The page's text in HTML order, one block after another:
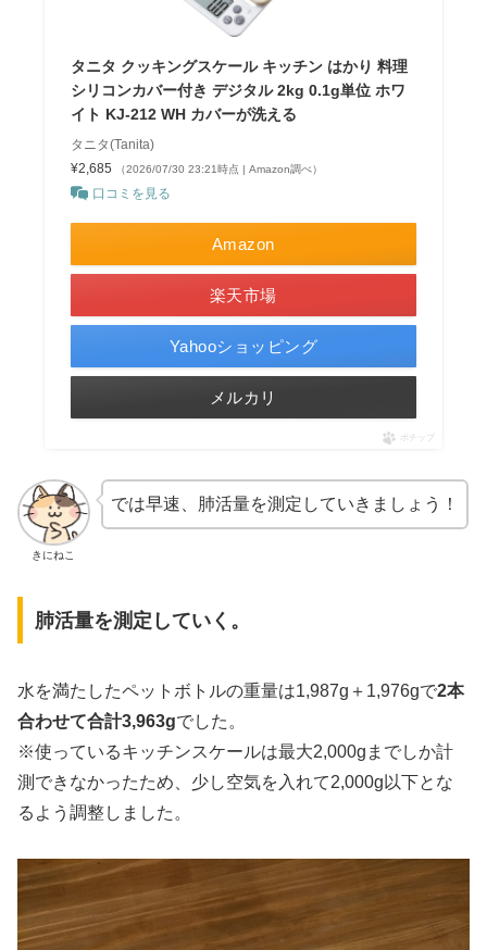
タニタ クッキングスケール キッチン はかり 料理
シリコンカバー付き デジタル 2kg 0.1g単位 ホワ
イト KJ-212 WH カバーが洗える
タニタ(Tanita)
¥2,685
（2026/07/30 23:21時点 | Amazon調べ）
口コミを見る
Amazon
楽天市場
Yahooショッピング
メルカリ
ポチップ
きにねこ
では早速、肺活量を測定していきましょう！
肺活量を測定していく。
水を満たしたペットボトルの重量は1,987g＋1,976gで2本
合わせて合計3,963gでした。
※使っているキッチンスケールは最大2,000gまでしか計
測できなかったため、少し空気を入れて2,000g以下とな
るよう調整しました。